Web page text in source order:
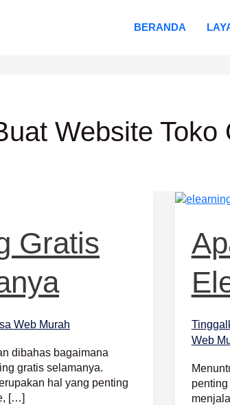
BERANDA
Website Toko
Gratis
Web Murah
dibahas bagaimana
gratis selamanya.
hal yang penting
[…]
Web
Apa
?